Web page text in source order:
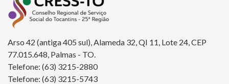
Arso 42 (antiga 405 sul), Alameda 32, QI 11, Lote 24, CEP
77.015.648, Palmas - TO.
Telefone: (63) 3215-2880
Telefone: (63) 3215-5743